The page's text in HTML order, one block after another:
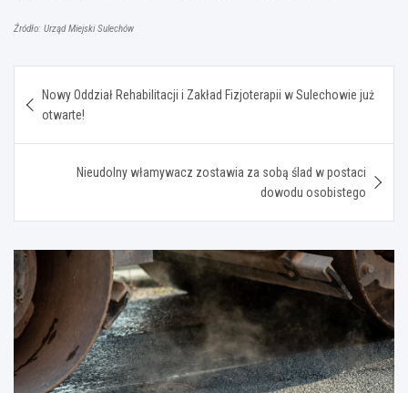
Źródło: Urząd Miejski Sulechów
wpisu
Nowy Oddział Rehabilitacji i Zakład Fizjoterapii w Sulechowie już
otwarte!
Nieudolny włamywacz zostawia za sobą ślad w postaci
dowodu osobistego